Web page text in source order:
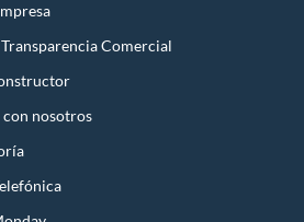
Comercial
con nosotros